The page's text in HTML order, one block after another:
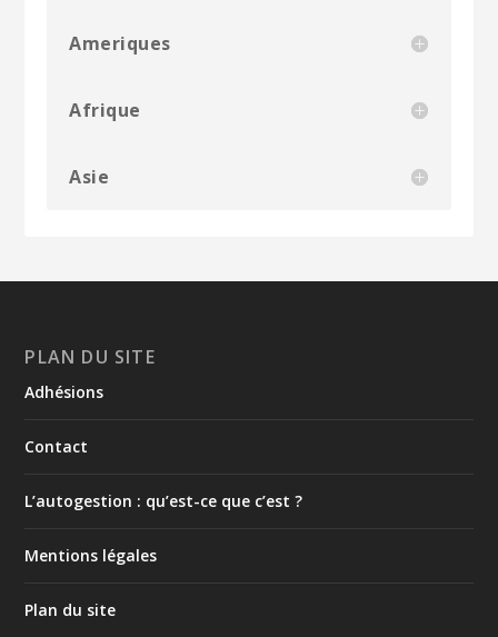
Ameriques
Afrique
Asie
PLAN DU SITE
Adhésions
Contact
L’autogestion : qu’est-ce que c’est ?
Mentions légales
Plan du site